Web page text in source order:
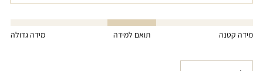
לא
זמינה
הגרסה
אזלה
או
מידה קטנה תואם למידה מידה גדולה